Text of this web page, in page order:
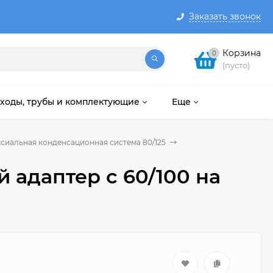
Заказать звонок
0 Корзина
(пусто)
трубы и комплектующие Еще
конденсационная система 80/125
с 60/100 на